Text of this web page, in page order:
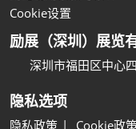
Cookie设置
励展（深圳）展览
深圳市福田区中心
隐私选项
隐私政策 Cookie政